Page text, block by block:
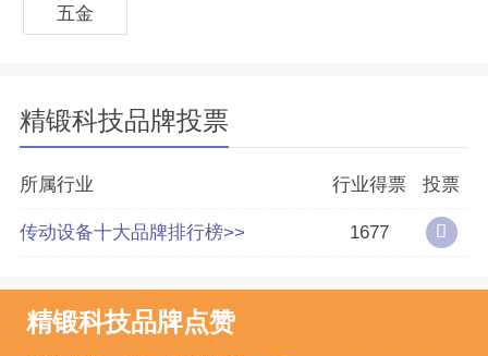
用齿轮等。公司主要产品分为锥齿轮类和结合齿
五金
精锻科技品牌投票
所属行业 行业得票 投票
传动设备十大品牌排行榜>> 1677
精锻科技品牌点赞